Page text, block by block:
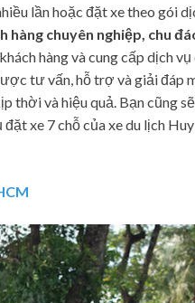
lần hoặc đặt xe theo gói
hàng chuyên nghiệp, chu
hàng và cung cấp dịch
tư vấn, hỗ trợ và giải đáp
thời và hiệu quả. Bạn cũng
xe 7 chỗ của xe du lịch